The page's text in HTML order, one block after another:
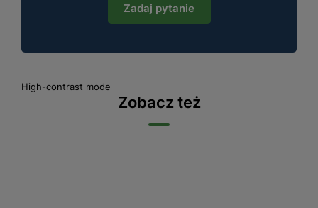
Zadaj pytanie
High-contrast mode
Zobacz też